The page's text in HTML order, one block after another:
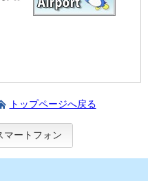
トップページへ戻る
マートフォン